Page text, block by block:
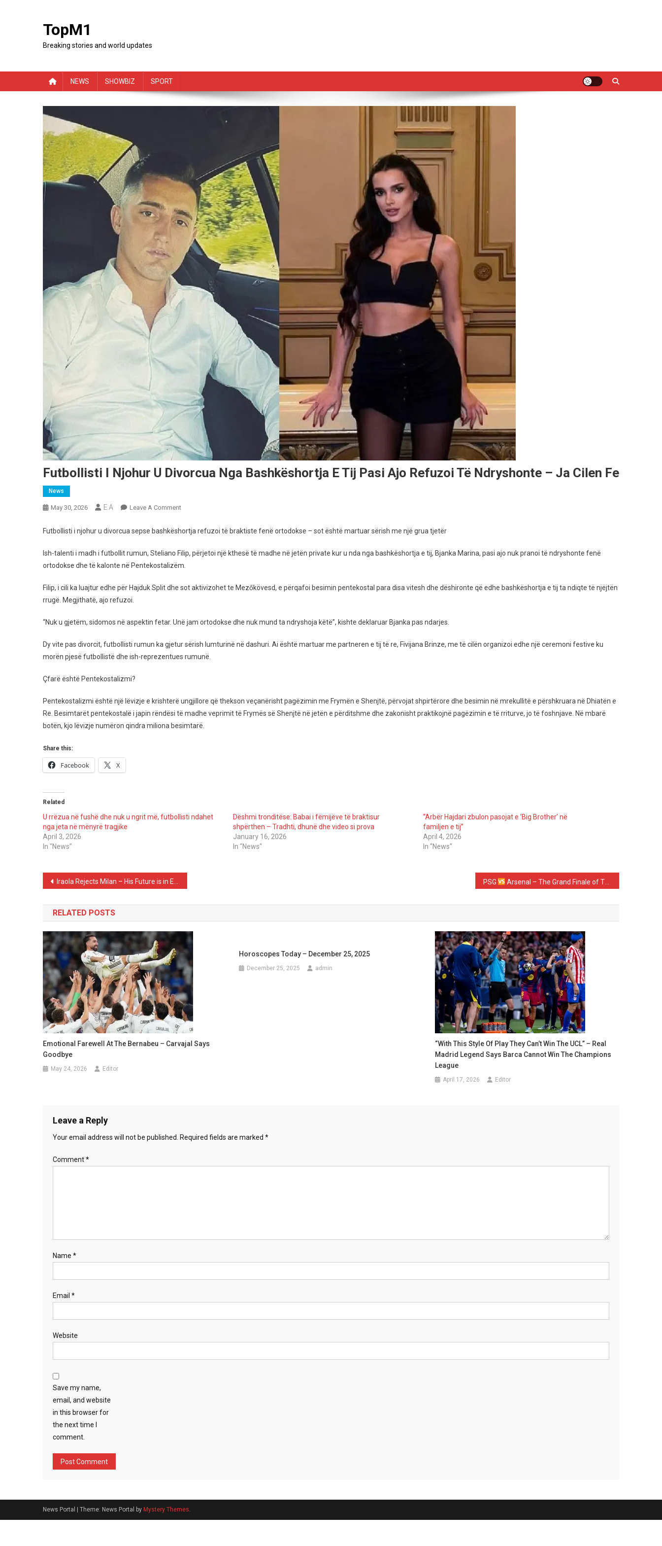
TopM1
Breaking stories and world updates
NEWS SHOWBIZ SPORT
Futbollisti I Njohur U Divorcua Nga Bashkëshortja E Tij Pasi Ajo Refuzoi Të Ndryshonte – Ja Cilen Fe
News
May 30, 2026 E.A Leave A CommentOn
I
U
Divorcua
Bashkëshortja
Pasi
Refuzoi
Të
Cilen
Fe
Futbollisti i njohur u divorcua sepse bashkëshortja refuzoi të braktiste fenë ortodokse – sot është martuar sërish me një grua tjetër
Ish-talenti i madh i futbollit rumun, Steliano Filip, përjetoi një kthesë të madhe në jetën private kur u nda nga bashkëshortja e tij, Bjanka Marina, pasi ajo nuk pranoi të ndryshonte fenë
ortodokse dhe të kalonte në Pentekostalizëm.
Filip, i cili ka luajtur edhe për Hajduk Split dhe sot aktivizohet te Mezőkövesd, e përqafoi besimin pentekostal para disa vitesh dhe dëshironte që edhe bashkëshortja e tij ta ndiqte të njëjtën
rrugë. Megjithatë, ajo refuzoi.
“Nuk u gjetëm, sidomos në aspektin fetar. Unë jam ortodokse dhe nuk mund ta ndryshoja këtë”, kishte deklaruar Bjanka pas ndarjes.
Dy vite pas divorcit, futbollisti rumun ka gjetur sërish lumturinë në dashuri. Ai është martuar me partneren e tij të re, Fivijana Brinze, me të cilën organizoi edhe një ceremoni festive ku
morën pjesë futbollistë dhe ish-reprezentues rumunë.
Çfarë është Pentekostalizmi?
Pentekostalizmi është një lëvizje e krishterë ungjillore që thekson veçanërisht pagëzimin me Frymën e Shenjtë, përvojat shpirtërore dhe besimin në mrekullitë e përshkruara në Dhiatën e
Re. Besimtarët pentekostalë i japin rëndësi të madhe veprimit të Frymës së Shenjtë në jetën e përditshme dhe zakonisht praktikojnë pagëzimin e të rriturve, jo të foshnjave. Në mbarë
botën, kjo lëvizje numëron qindra miliona besimtarë.
Share this:
Facebook X
Related
U rrëzua në fushë dhe nuk u ngrit më, futbollisti ndahet
nga jeta në mënyrë tragjike
April 3, 2026
In "News"
Dëshmi tronditëse: Babai i fëmijëve të braktisur
shpërthen – Tradhti, dhunë dhe video si prova
January 16, 2026
In "News"
“Arbër Hajdari zbulon pasojat e ‘Big Brother’ në
familjen e tij”
April 4, 2026
In "News"
Post
navigation
Iraola Rejects Milan – His Future is in England or Germany PSG Arsenal – The Grand Finale of The UEFA Champions League
RELATED POSTS
Emotional Farewell At The Bernabeu – Carvajal Says
Goodbye
May 24, 2026 Editor
Horoscopes Today – December 25, 2025
December 25, 2025 admin
“With This Style Of Play They Can’t Win The UCL” – Real
Madrid Legend Says Barca Cannot Win The Champions
League
April 17, 2026 Editor
Leave a Reply
Your email address will not be published. Required fields are marked *
Comment*
Name *
Email *
Website
Save my name,
email, and website
in this browser for
the next time I
comment.
News Portal Theme: News Portal by Mystery Themes.